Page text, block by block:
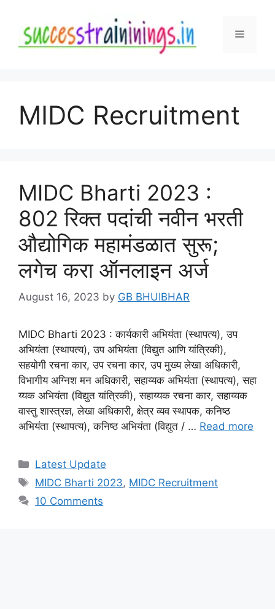
content
Menu
MIDC Recruitment
MIDC Bharti 2023 :
802 रिक्त पदांची नवीन भरती
औद्योगिक महामंडळात सुरू;
लगेच करा ऑनलाइन अर्ज
August 16, 2023 by GB BHUIBHAR
MIDC Bharti 2023 : कार्यकारी अभियंता (स्थापत्य), उप
अभियंता (स्थापत्य), उप अभियंता (विद्युत आणि यांत्रिकी),
सहयोगी रचना कार, उप रचना कार, उप मुख्य लेखा अधिकारी,
विभागीय अग्निश मन अधिकारी, सहाय्यक अभियंता (स्थापत्य), सहा
य्यक अभियंता (विद्युत यांत्रिकी), सहाय्यक रचना कार, सहाय्यक
वास्तु शास्त्रज्ञ, लेखा अधिकारी, क्षेत्र व्यव स्थापक, कनिष्ठ
अभियंता (स्थापत्य), कनिष्ठ अभियंता (विद्युत / … Read more
Categories
Latest Update
Tags
MIDC Bharti 2023, MIDC Recruitment
10 Comments